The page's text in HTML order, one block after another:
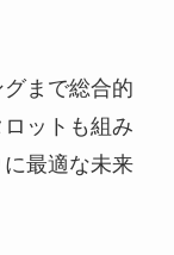
まで総合的
ットも組み
最適な未来